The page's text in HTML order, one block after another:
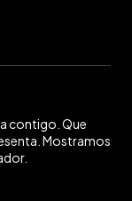
contigo. Que
Mostramos